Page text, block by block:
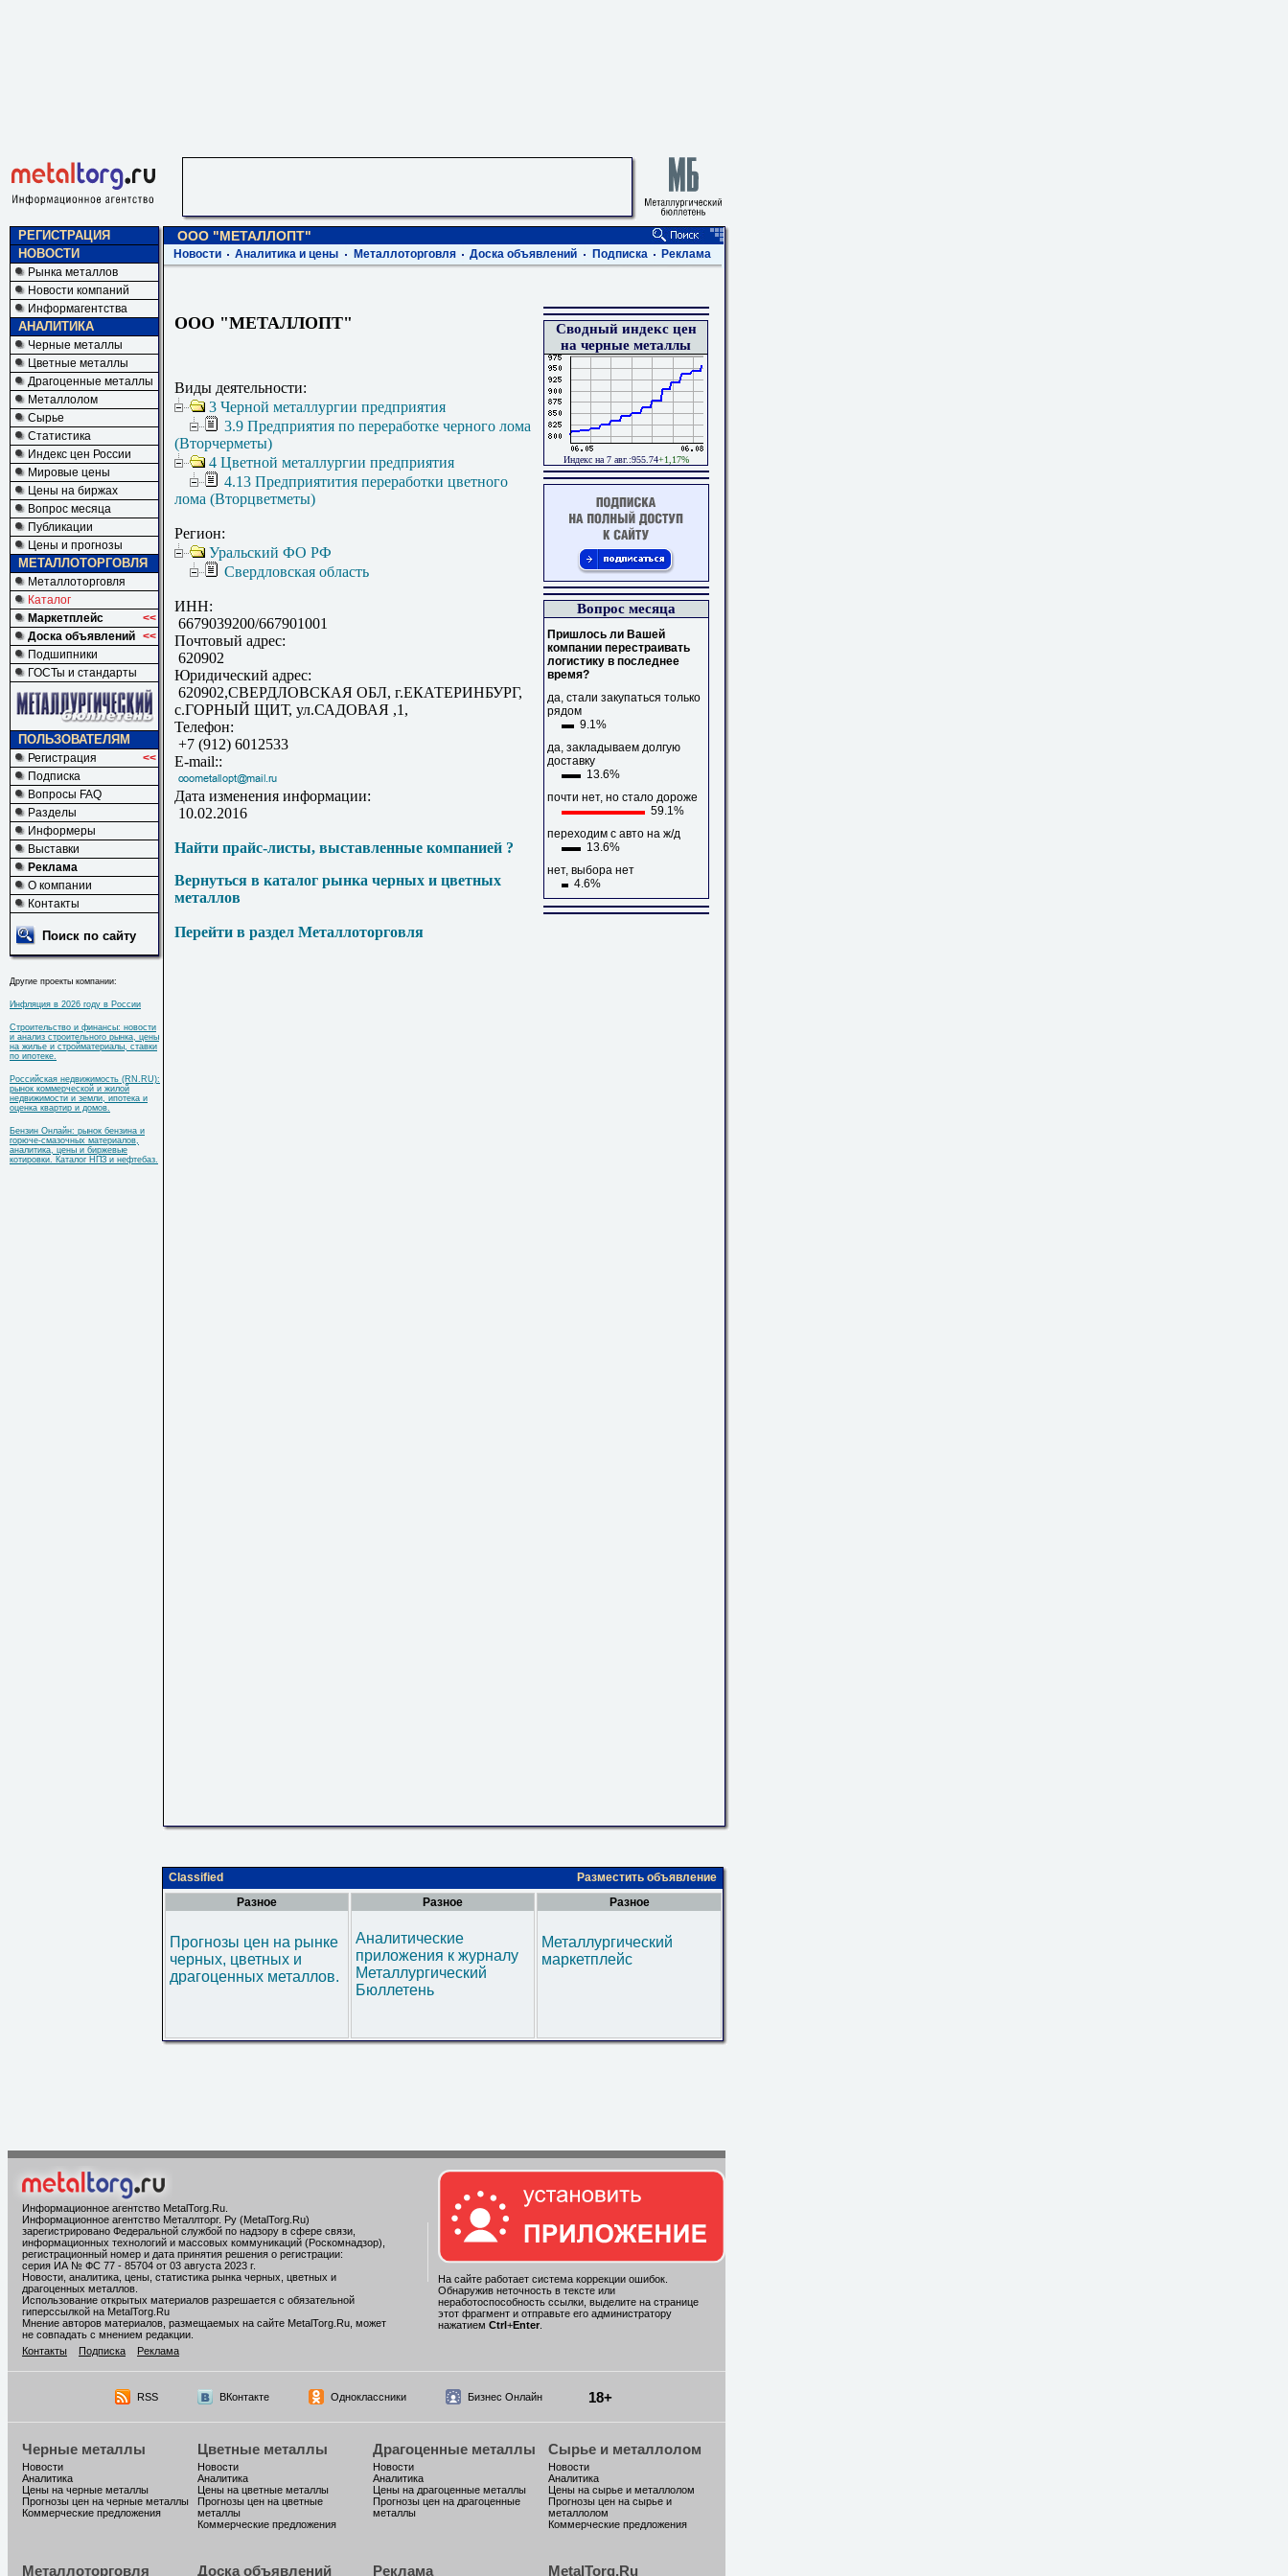
РЕГИСТРАЦИЯ
НОВОСТИ
Рынка металлов
Новости компаний
Информагентства
АНАЛИТИКА
Черные металлы
Цветные металлы
Драгоценные металлы
Металлолом
Сырье
Статистика
Индекс цен России
Мировые цены
Цены на биржах
Вопрос месяца
Публикации
Цены и прогнозы
МЕТАЛЛОТОРГОВЛЯ
Металлоторговля
Каталог
Маркетплейс
<<
Доска объявлений <<
Подшипники
ГОСТы и стандарты
ПОЛЬЗОВАТЕЛЯМ
Регистрация
<<
Подписка
Вопросы FAQ
Разделы
Информеры
Выставки
Реклама
О компании
Контакты
Поиск по сайту
Другие проекты компании:
Инфляция в 2026 году в России
Строительство и финансы: новости
и анализ строительного рынка, цены
на жилье и стройматериалы, ставки
по ипотеке.
Российская недвижимость (RN.RU):
рынок коммерческой и жилой
недвижимости и земли, ипотека и
оценка квартир и домов.
Бензин Онлайн: рынок бензина и
горюче-смазочных материалов,
аналитика, цены и биржевые
котировки. Каталог НПЗ и нефтебаз.
ООО "МЕТАЛЛОПТ"
Новости Аналитика и цены Металлоторговля Доска объявлений Подписка Реклама
ООО "МЕТАЛЛОПТ"
Виды деятельности:
3 Черной металлургии предприятия
3.9 Предприятия по переработке черного лома
(Вторчерметы)
4 Цветной металлургии предприятия
4.13 Предприятития переработки цветного
лома (Вторцветметы)
Регион:
Уральский ФО РФ
Свердловская область
ИНН:
6679039200/667901001
Почтовый адрес:
620902
Юридический адрес:
620902,СВЕРДЛОВСКАЯ ОБЛ, г.ЕКАТЕРИНБУРГ,
с.ГОРНЫЙ ЩИТ, ул.САДОВАЯ ,1,
Телефон:
+7 (912) 6012533
E-mail::
Дата изменения информации:
10.02.2016
Найти прайс-листы, выставленные компанией ?
Вернуться в каталог рынка черных и цветных
металлов
Перейти в раздел Металлоторговля
Сводный индекс цен
на черные металлы
Индекс на 7 авг.:955.74+1,17%
Вопрос месяца
Пришлось ли Вашей
компании перестраивать
логистику в последнее
время?
да, стали закупаться только
рядом
9.1%
да, закладываем долгую
доставку
13.6%
почти нет, но стало дороже
59.1%
переходим с авто на ж/д
13.6%
нет, выбора нет
4.6%
Classified
Разместить объявление
Разное
Прогнозы цен на рынке
черных, цветных и
драгоценных металлов.
Разное
Аналитические
приложения к журналу
Металлургический
Бюллетень
Разное
Металлургический
маркетплейс
Информационное агентство MetalTorg.Ru
Информационное агентство Металлторг. Ру (MetalTorg.Ru)
зарегистрировано Федеральной службой по надзору в сфере связи,
информационных технологий и массовых коммуникаций (Роскомнадзор),
регистрационный номер и дата принятия решения о регистрации:
серия ИА № ФС 77 - 85704 от 03 августа 2023 г.
Новости, аналитика, цены, статистика рынка черных, цветных и
драгоценных металлов.
Использование открытых материалов разрешается с обязательной
гиперссылкой на MetalTorg.Ru
Мнение авторов материалов, размещаемых на сайте MetalTorg.Ru, может
не совпадать с мнением редакции.
Контакты
Подписка Реклама
На сайте работает система коррекции ошибок.
Обнаружив неточность в тексте или
неработоспособность ссылки, выделите на странице
этот фрагмент и отправьте его администратору
нажатием Ctrl +Enter.
RSS ВКонтакте Одноклассники Бизнес Онлайн 18+
Черные металлы
Новости
Аналитика
Цены на черные металлы
Прогнозы цен на черные металлы
Коммерческие предложения
Цветные металлы
Новости
Аналитика
Цены на цветные металлы
Прогнозы цен на цветные
металлы
Коммерческие предложения
Драгоценные металлы
Новости
Аналитика
Цены на драгоценные металлы
Прогнозы цен на драгоценные
металлы
Сырье и металлолом
Новости
Аналитика
Цены на сырье и металлолом
Прогнозы цен на сырье и
металлолом
Коммерческие предложения
Металлоторговля Доска объявлений Реклама MetalTorg.Ru